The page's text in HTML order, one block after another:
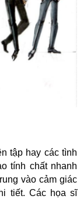
tập hay các tình
tính chất nhanh
vào cảm giác
tiết. Các họa sĩ